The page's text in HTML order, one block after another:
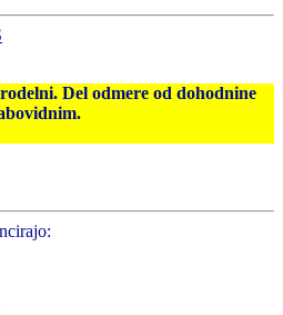
Del odmere od dohodnine